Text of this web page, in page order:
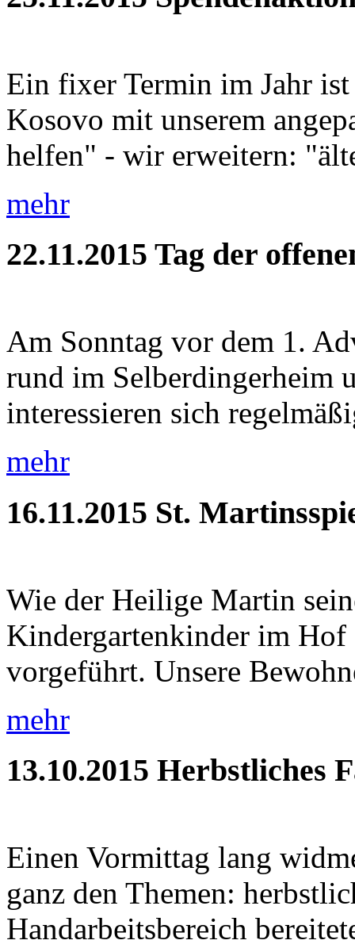
Ein fixer Termin im Jahr
Kosovo mit unserem
helfen" - wir erweitern:
mehr
22.11.2015 Tag der
Am Sonntag vor dem 1.
rund im Selberdingerheim
interessieren sich
mehr
16.11.2015 St.
Wie der Heilige Martin
Kindergartenkinder im Hof
vorgeführt. Unsere
mehr
13.10.2015 Herbstliches
Einen Vormittag lang
ganz den Themen:
Handarbeitsbereich